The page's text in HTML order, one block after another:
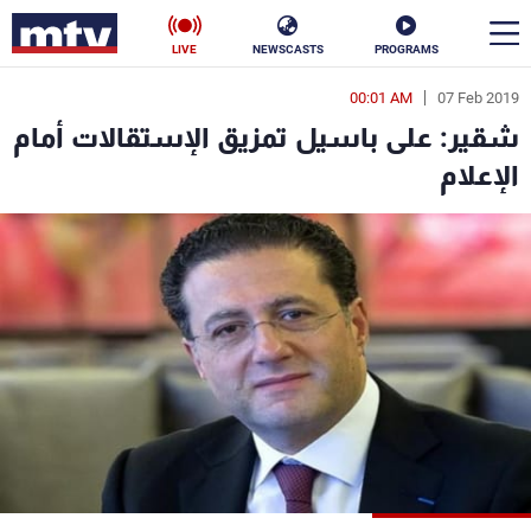
PROGRAMS
NEWSCASTS
LIVE
07 Feb 2019
00:01 AM
شقير: على باسيل تمزيق الإستقالات أمام
الإعلام
en
الأخبار
سياسة ناس
إقتصاد
منوعات رياضة
كأس العالم
جدول البرامج